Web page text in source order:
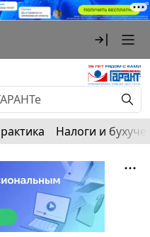
Налоги и